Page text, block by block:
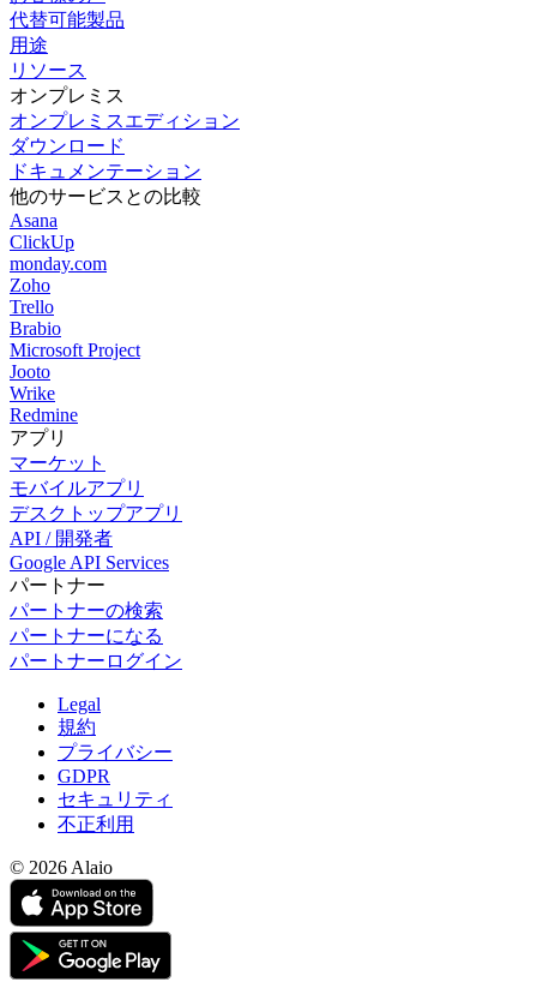
代替可能製品
用途
リソース
オンプレミス
オンプレミスエディション
ダウンロード
ドキュメンテーション
他のサービスとの比較
Asana
ClickUp
monday.com
Zoho
Trello
Brabio
Microsoft Project
Jooto
Wrike
Redmine
アプリ
マーケット
モバイルアプリ
デスクトップアプリ
API / 開発者
Google API Services
パートナー
パートナーの検索
パートナーになる
パートナーログイン
Legal
規約
プライバシー
GDPR
セキュリティ
不正利用
© 2026 Alaio